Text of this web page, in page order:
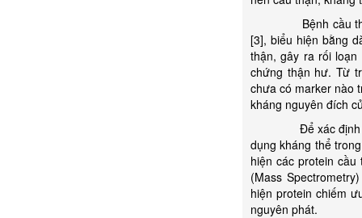
Bệnh cầu thận
[3], biểu hiện bằng
thận, gây ra rối
chứng thận hư. Từ
chưa có marker nào
kháng nguyên đích
Để xác định
dụng kháng thể
hiện các protein
(Mass
hiện protein chiếm
nguyên phát.